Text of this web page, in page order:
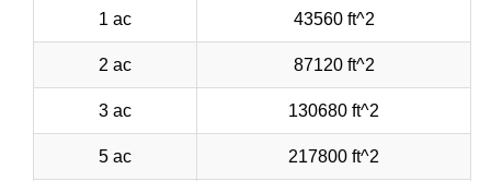
1 ac 43560 ft^2
2 ac 87120 ft^2
3 ac 130680 ft^2
5 ac 217800 ft^2